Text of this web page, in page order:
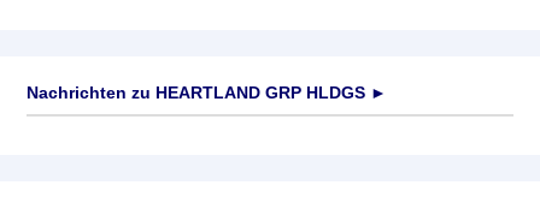
Nachrichten zu HEARTLAND GRP HLDGS ►